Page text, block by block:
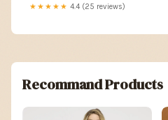
★★★★★ 4.4 (25 reviews)
Recommand Products